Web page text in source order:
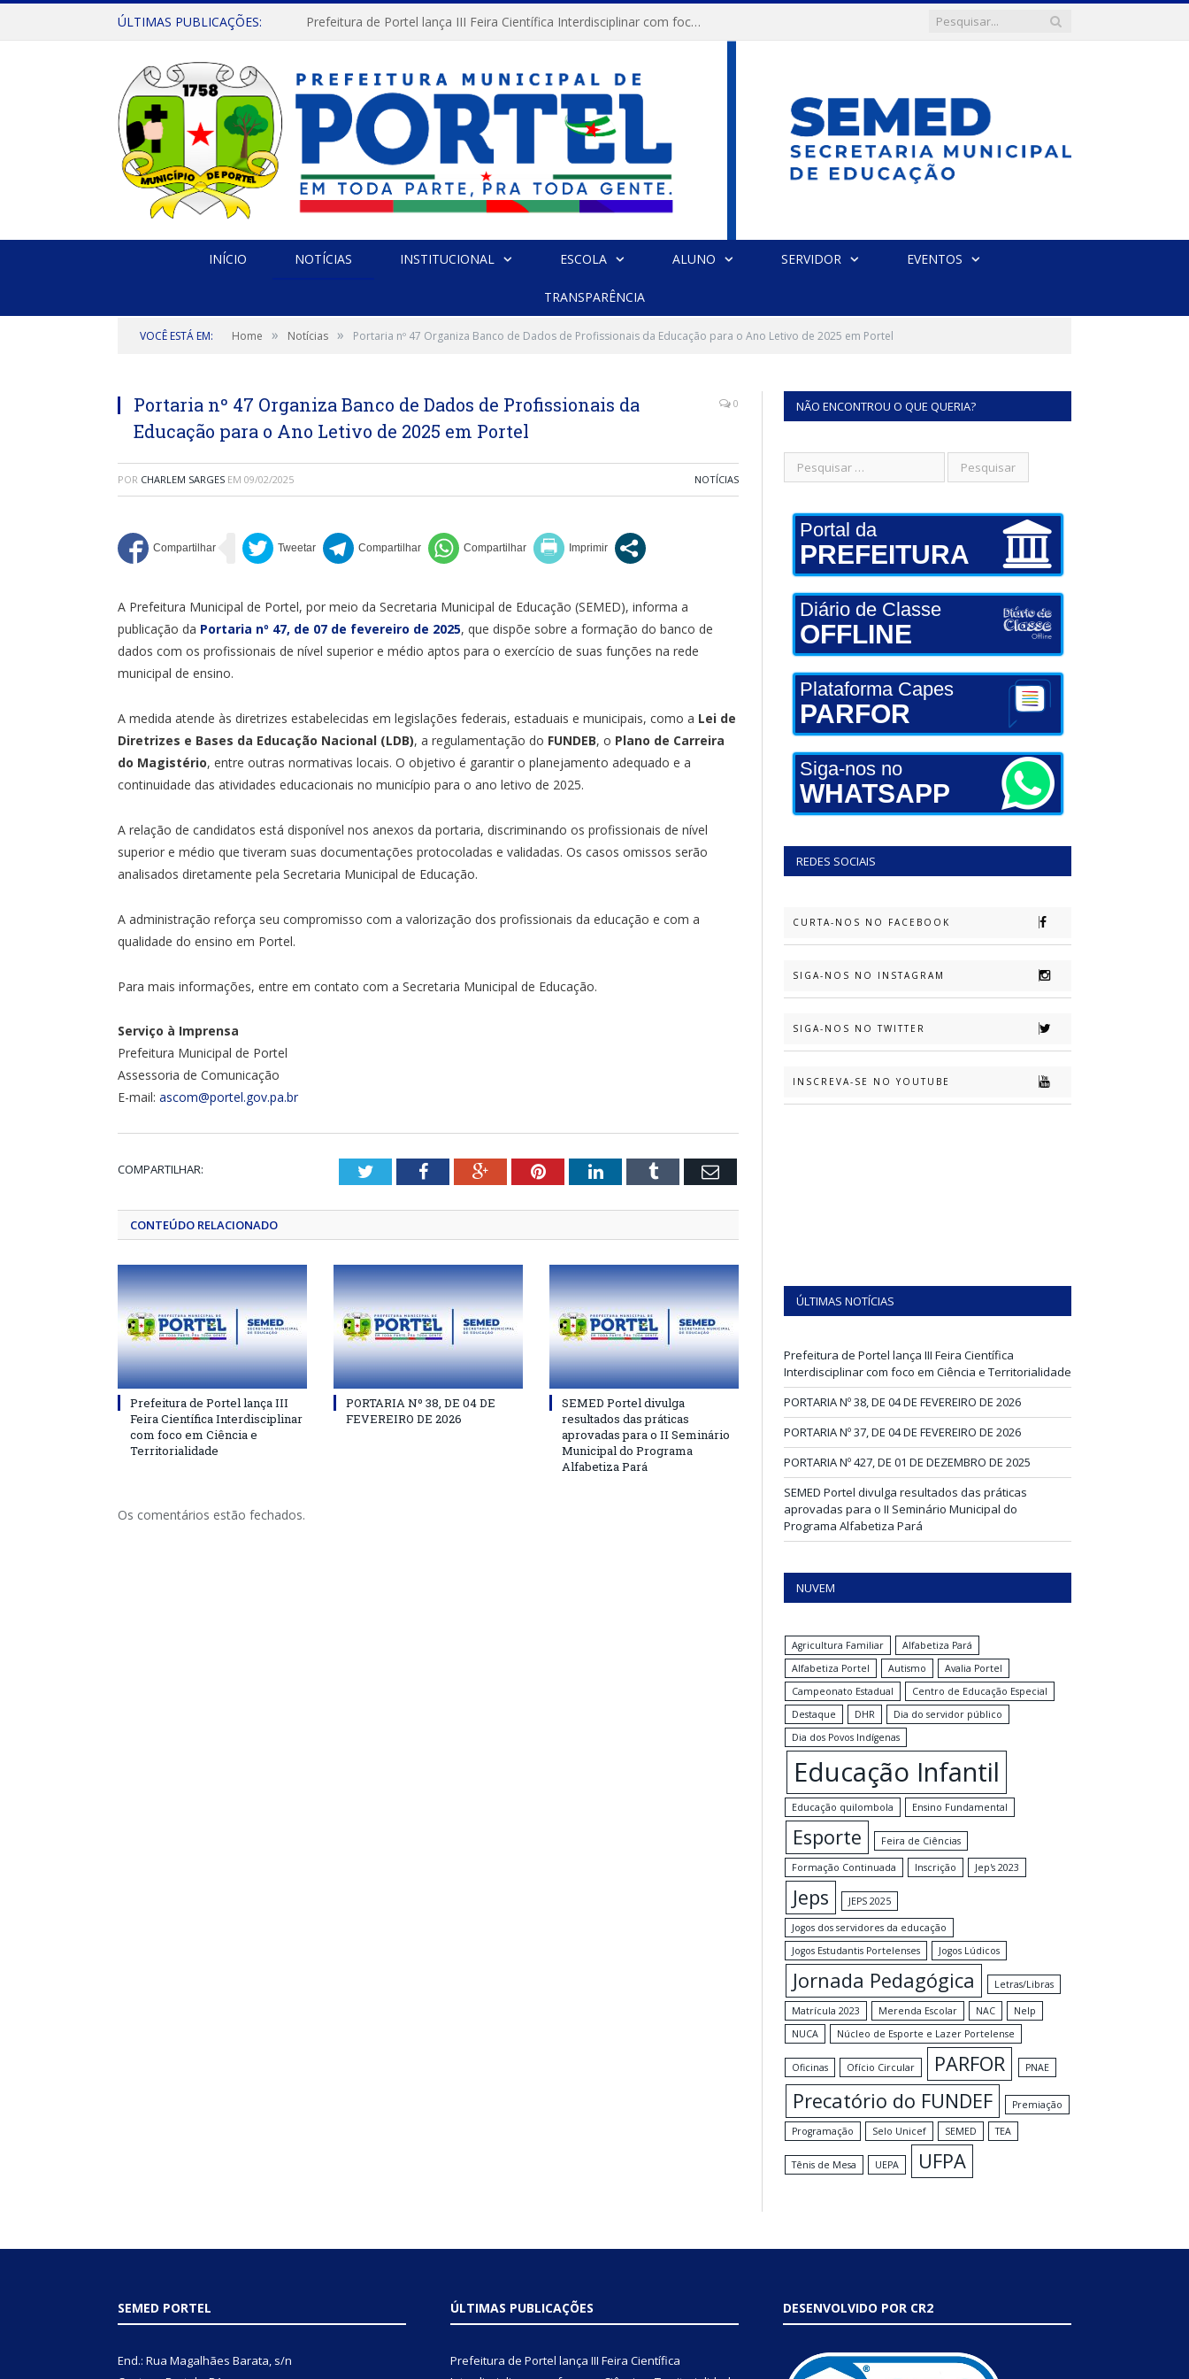
ÚLTIMAS PUBLICAÇÕES: Prefeitura de Portel lança III Feira Científica Interdisciplinar com foco em Ciência e Territorialidade
INÍCIO NOTÍCIAS INSTITUCIONAL ESCOLA ALUNO SERVIDOR EVENTOS
TRANSPARÊNCIA
VOCÊ ESTÁ EM: Home » Notícias » Portaria nº 47 Organiza Banco de Dados de Profissionais da Educação para o Ano Letivo de 2025 em Portel
Portaria nº 47 Organiza Banco de Dados de Profissionais da
Educação para o Ano Letivo de 2025 em Portel
0
POR CHARLEM SARGES EM 09/02/2025 NOTÍCIAS
A Prefeitura Municipal de Portel, por meio da Secretaria Municipal de Educação (SEMED), informa a
publicação da Portaria nº 47, de 07 de fevereiro de 2025, que dispõe sobre a formação do banco de
dados com os profissionais de nível superior e médio aptos para o exercício de suas funções na rede
municipal de ensino.
A medida atende às diretrizes estabelecidas em legislações federais, estaduais e municipais, como a Lei de
Diretrizes e Bases da Educação Nacional (LDB), a regulamentação do FUNDEB, o Plano de Carreira
do Magistério, entre outras normativas locais. O objetivo é garantir o planejamento adequado e a
continuidade das atividades educacionais no município para o ano letivo de 2025.
A relação de candidatos está disponível nos anexos da portaria, discriminando os profissionais de nível
superior e médio que tiveram suas documentações protocoladas e validadas. Os casos omissos serão
analisados diretamente pela Secretaria Municipal de Educação.
A administração reforça seu compromisso com a valorização dos profissionais da educação e com a
qualidade do ensino em Portel.
Para mais informações, entre em contato com a Secretaria Municipal de Educação.
Serviço à Imprensa
Prefeitura Municipal de Portel
Assessoria de Comunicação
E-mail: ascom@portel.gov.pa.br
COMPARTILHAR: TwitterFacebookGoogle+PinterestLinkedInTumblr Email
CONTEÚDO RELACIONADO
Prefeitura de Portel lança III
Feira Científica Interdisciplinar
com foco em Ciência e
Territorialidade
PORTARIA Nº 38, DE 04 DE
FEVEREIRO DE 2026
SEMED Portel divulga
resultados das práticas
aprovadas para o II Seminário
Municipal do Programa
Alfabetiza Pará
Os comentários estão fechados.
NÃO ENCONTROU O QUE QUERIA?
Portal da
PREFEITURA
Diário de Classe
OFFLINE
Plataforma Capes
PARFOR
Siga-nos no
WHATSAPP
REDES SOCIAIS
CURTA-NOS NO FACEBOOK
SIGA-NOS NO INSTAGRAM
SIGA-NOS NO TWITTER
INSCREVA-SE NO YOUTUBE
ÚLTIMAS NOTÍCIAS
Prefeitura de Portel lança III Feira Científica
Interdisciplinar com foco em Ciência e Territorialidade
PORTARIA Nº 38, DE 04 DE FEVEREIRO DE 2026
PORTARIA Nº 37, DE 04 DE FEVEREIRO DE 2026
PORTARIA Nº 427, DE 01 DE DEZEMBRO DE 2025
SEMED Portel divulga resultados das práticas
aprovadas para o II Seminário Municipal do
Programa Alfabetiza Pará
NUVEM
Agricultura Familiar
Alfabetiza Pará
Alfabetiza Portel
Autismo
Avalia Portel
Campeonato Estadual
Centro de Educação Especial
Destaque
DHR
Dia do servidor público
Dia dos Povos Indígenas
Educação Infantil
Educação quilombola Ensino Fundamental
Esporte Feira de Ciências
Formação Continuada Inscrição Jep's 2023
Jeps JEPS 2025
Jogos dos servidores da educação
Jogos Estudantis Portelenses
Jogos Lúdicos
Jornada Pedagógica Letras/Libras
Matrícula 2023 Merenda Escolar NAC
Nelp
NUCA
Núcleo de Esporte e Lazer Portelense
Oficinas Ofício Circular PARFOR PNAE
Precatório do FUNDEF Premiação
Programação Selo Unicef SEMED TEA
Tênis de Mesa UEPA UFPA
SEMED PORTEL
End.: Rua Magalhães Barata, s/n
ÚLTIMAS PUBLICAÇÕES
Prefeitura de Portel lança III Feira Científica
DESENVOLVIDO POR CR2